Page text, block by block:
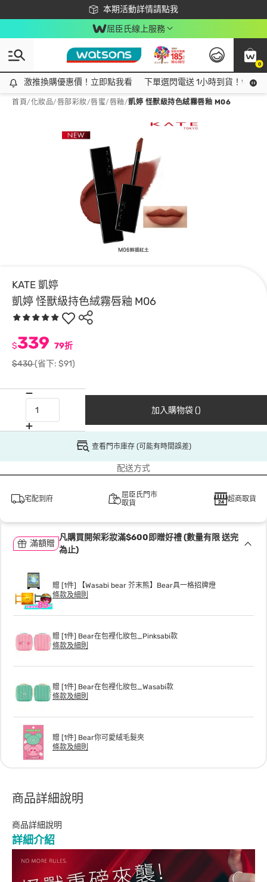
本期活動詳情請點我
下載app最高回饋$350
屈臣氏線上服務
0
激推換購優惠價！立即點我看
激推換購優惠價！立即點我看 下單選閃電送 1小時到貨！領神
首頁/化妝品/唇部彩妝/唇蜜/唇釉/凱婷 怪獸級持色絨霧唇釉 M06
KATE 凱婷
凱婷 怪獸級持色絨霧唇釉 M06
$339 79折
$430(省下: $91)
加入購物袋 ()
查看門市庫存 (可能有時間誤差)
配送方式
宅配到府
屈臣氏門市
取貨
超商取貨
滿額贈
凡購買開架彩妝滿$600即贈好禮 (數量有限 送完
為止)
贈 [1件] 【Wasabi bear 芥末熊】Bear具一格招牌燈
條款及細則
贈 [1件] Bear在包裡化妝包_Pinksabi款
條款及細則
贈 [1件] Bear在包裡化妝包_Wasabi款
條款及細則
贈 [1件] Bear你可愛絨毛髮夾
條款及細則
商品詳細說明
商品詳細說明
詳細介紹